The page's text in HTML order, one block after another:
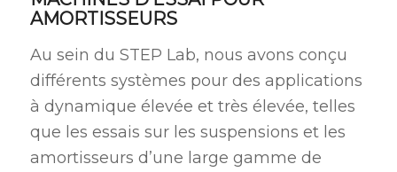
AMORTISSEURS
Au sein du STEP Lab, nous avons conçu
différents systèmes pour des applications
à dynamique élevée et très élevée, telles
que les essais sur les suspensions et les
amortisseurs d’une large gamme de